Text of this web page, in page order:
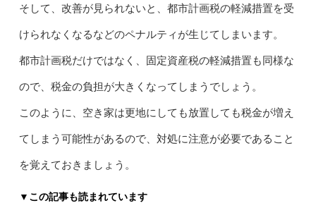
そして、改善が見られないと、都市計画税の軽減措置を受
けられなくなるなどのペナルティが生じてしまいます。
都市計画税だけではなく、固定資産税の軽減措置も同様な
ので、税金の負担が大きくなってしまうでしょう。
このように、空き家は更地にしても放置しても税金が増え
てしまう可能性があるので、対処に注意が必要であること
を覚えておきましょう。
▼この記事も読まれています